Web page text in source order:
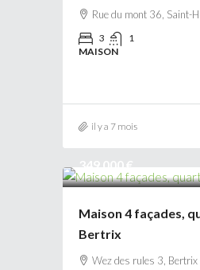
Rue du mont 36, Saint-
3
1
MAISON
il y a 7 mois
349 000 €
Maison 4 façades,
Bertrix
Wez des rules 3, Bertrix